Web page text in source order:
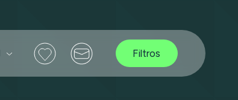
Filtros